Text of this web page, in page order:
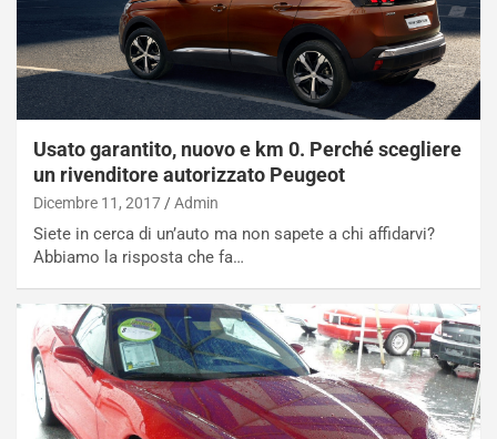
Usato garantito, nuovo e km 0. Perché scegliere
un rivenditore autorizzato Peugeot
Dicembre 11, 2017 Admin
Siete in cerca di un’auto ma non sapete a chi affidarvi?
Abbiamo la risposta che fa…
S
U
V
E
e
f
c
a
o
m
e
n
t
s
c
a
C
o
s
a
N